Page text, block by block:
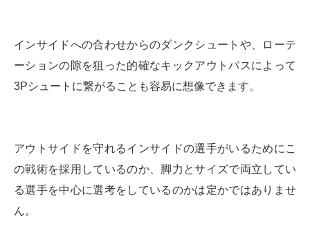
インサイドへの合わせからのダンクシュートや、ローテ
ーションの隙を狙った的確なキックアウトパスによって
3Pシュートに繋がることも容易に想像できます。
アウトサイドを守れるインサイドの選手がいるためにこ
の戦術を採用しているのか、脚力とサイズで両立してい
る選手を中心に選考をしているのかは定かではありませ
ん。